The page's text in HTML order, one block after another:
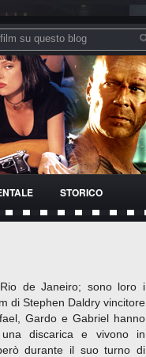
STORICO
de Janeiro; sono loro i
di Stephen Daldry vincitore
Gardo e Gabriel hanno
discarica e vivono in
durante il suo turno di